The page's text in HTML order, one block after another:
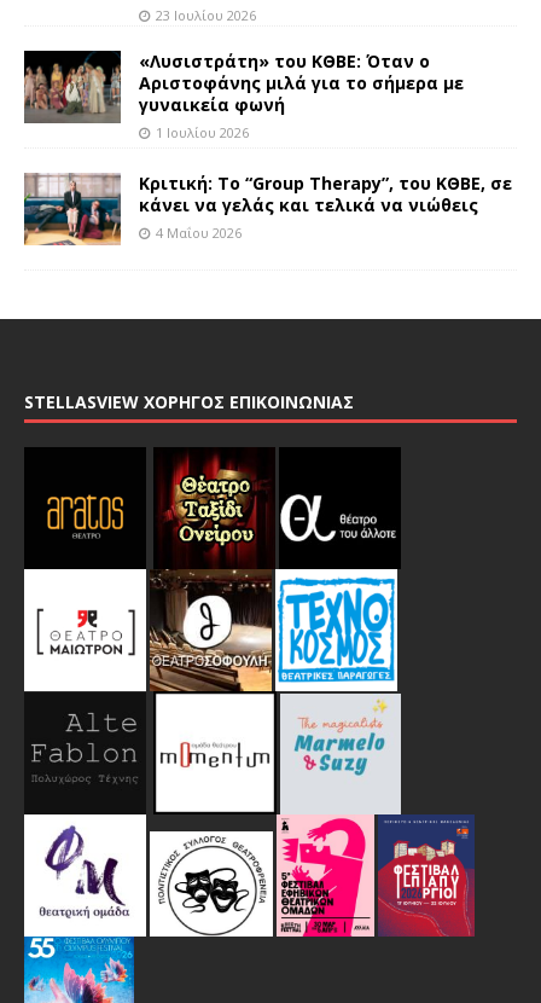
23 Ιουλίου 2026
«Λυσιστράτη» του ΚΘΒΕ: Όταν ο
Αριστοφάνης μιλά για το σήμερα με
γυναικεία φωνή
1 Ιουλίου 2026
Κριτική: Το “Group Therapy”, του ΚΘΒΕ, σε
κάνει να γελάς και τελικά να νιώθεις
4 Μαΐου 2026
STELLASVIEW ΧΟΡΗΓΟΣ ΕΠΙΚΟΙΝΩΝΙΑΣ